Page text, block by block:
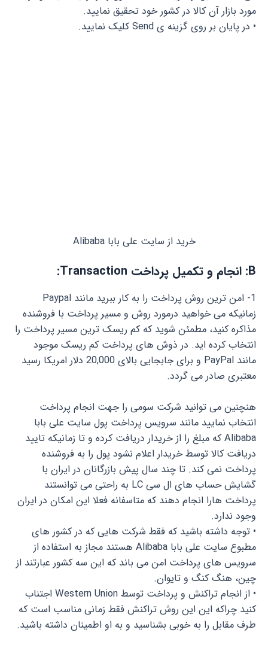
مورد بازار آن کالا در کشور خود تحقیق نمایید.
• در پایان بر روی گزینه ی Send کلیک نمایید.
خرید از سایت علی بابا Alibaba
B: انجام و تکمیل پرداخت Transaction:
1- امن ترین روش پرداخت را به کار ببرید مانند Paypal
زمانیکه می خواهید درمورد روش و مسیر پرداخت با فروشنده
مذاکره کنید، مطمئن شوید که کم ریسک ترین مسیر پرداخت را
انتخاب کرده اید. در ذوش های پرداخت کم ریسک موجود
مانند PayPal و برای جابجایی بالای 20,000 دلار امریکا رسید
معتبری صادر می گردد.
هنچنین می توانید شرکت سومی را جهت انجام پرداخت
انتخاب نمایید مانند سرویس پرداخت پول سایت علی بابا
Alibaba که مبلغ را از خریدار دریافت کرده و تا زمانیکه تایید
دریافت کالا توسط خریدار اعلام نشود پول را به فروشنده
پرداخت نمی کند. تا چند سال پیش بازرگانان در ایران با
گشایش حساب های ال سی LC به راحتی می توانستند
پرداخت هارا انجام دهند که متاسفانه فعلا این امکان در ایران
وجود ندارد.
• توجه داشته باشید که فقط شرکت هایی که در کشور های
مطبوع سایت علی بابا Alibaba هستند مجاز به استفاده از
سرویس های پرداخت امن می باند که این سه کشور عبارتند از
چین، هنگ کنگ و تایوان.
• از انجام تراکنش و پرداخت توسط Western Union اجتناب
کنید چراکه این این روش تراکنش فقط زمانی مناسب است که
طرف مقابل را به خوبی بشناسید و به او اطمینان داشته باشید.